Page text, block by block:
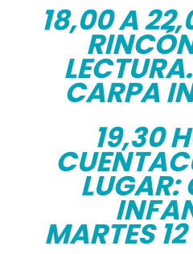
18,00 A
CARPA
19,30
LUGAR:
MARTES